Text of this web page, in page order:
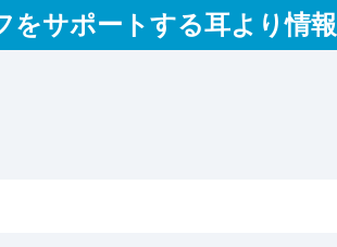
をサポートする耳より情報